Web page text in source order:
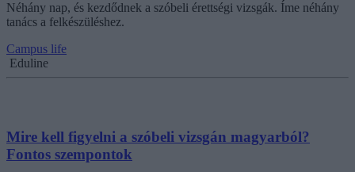
Néhány nap, és kezdődnek a szóbeli érettségi vizsgák. Íme néhány
tanács a felkészüléshez.
Campus life
Eduline
Mire kell figyelni a szóbeli vizsgán magyarból?
Fontos szempontok